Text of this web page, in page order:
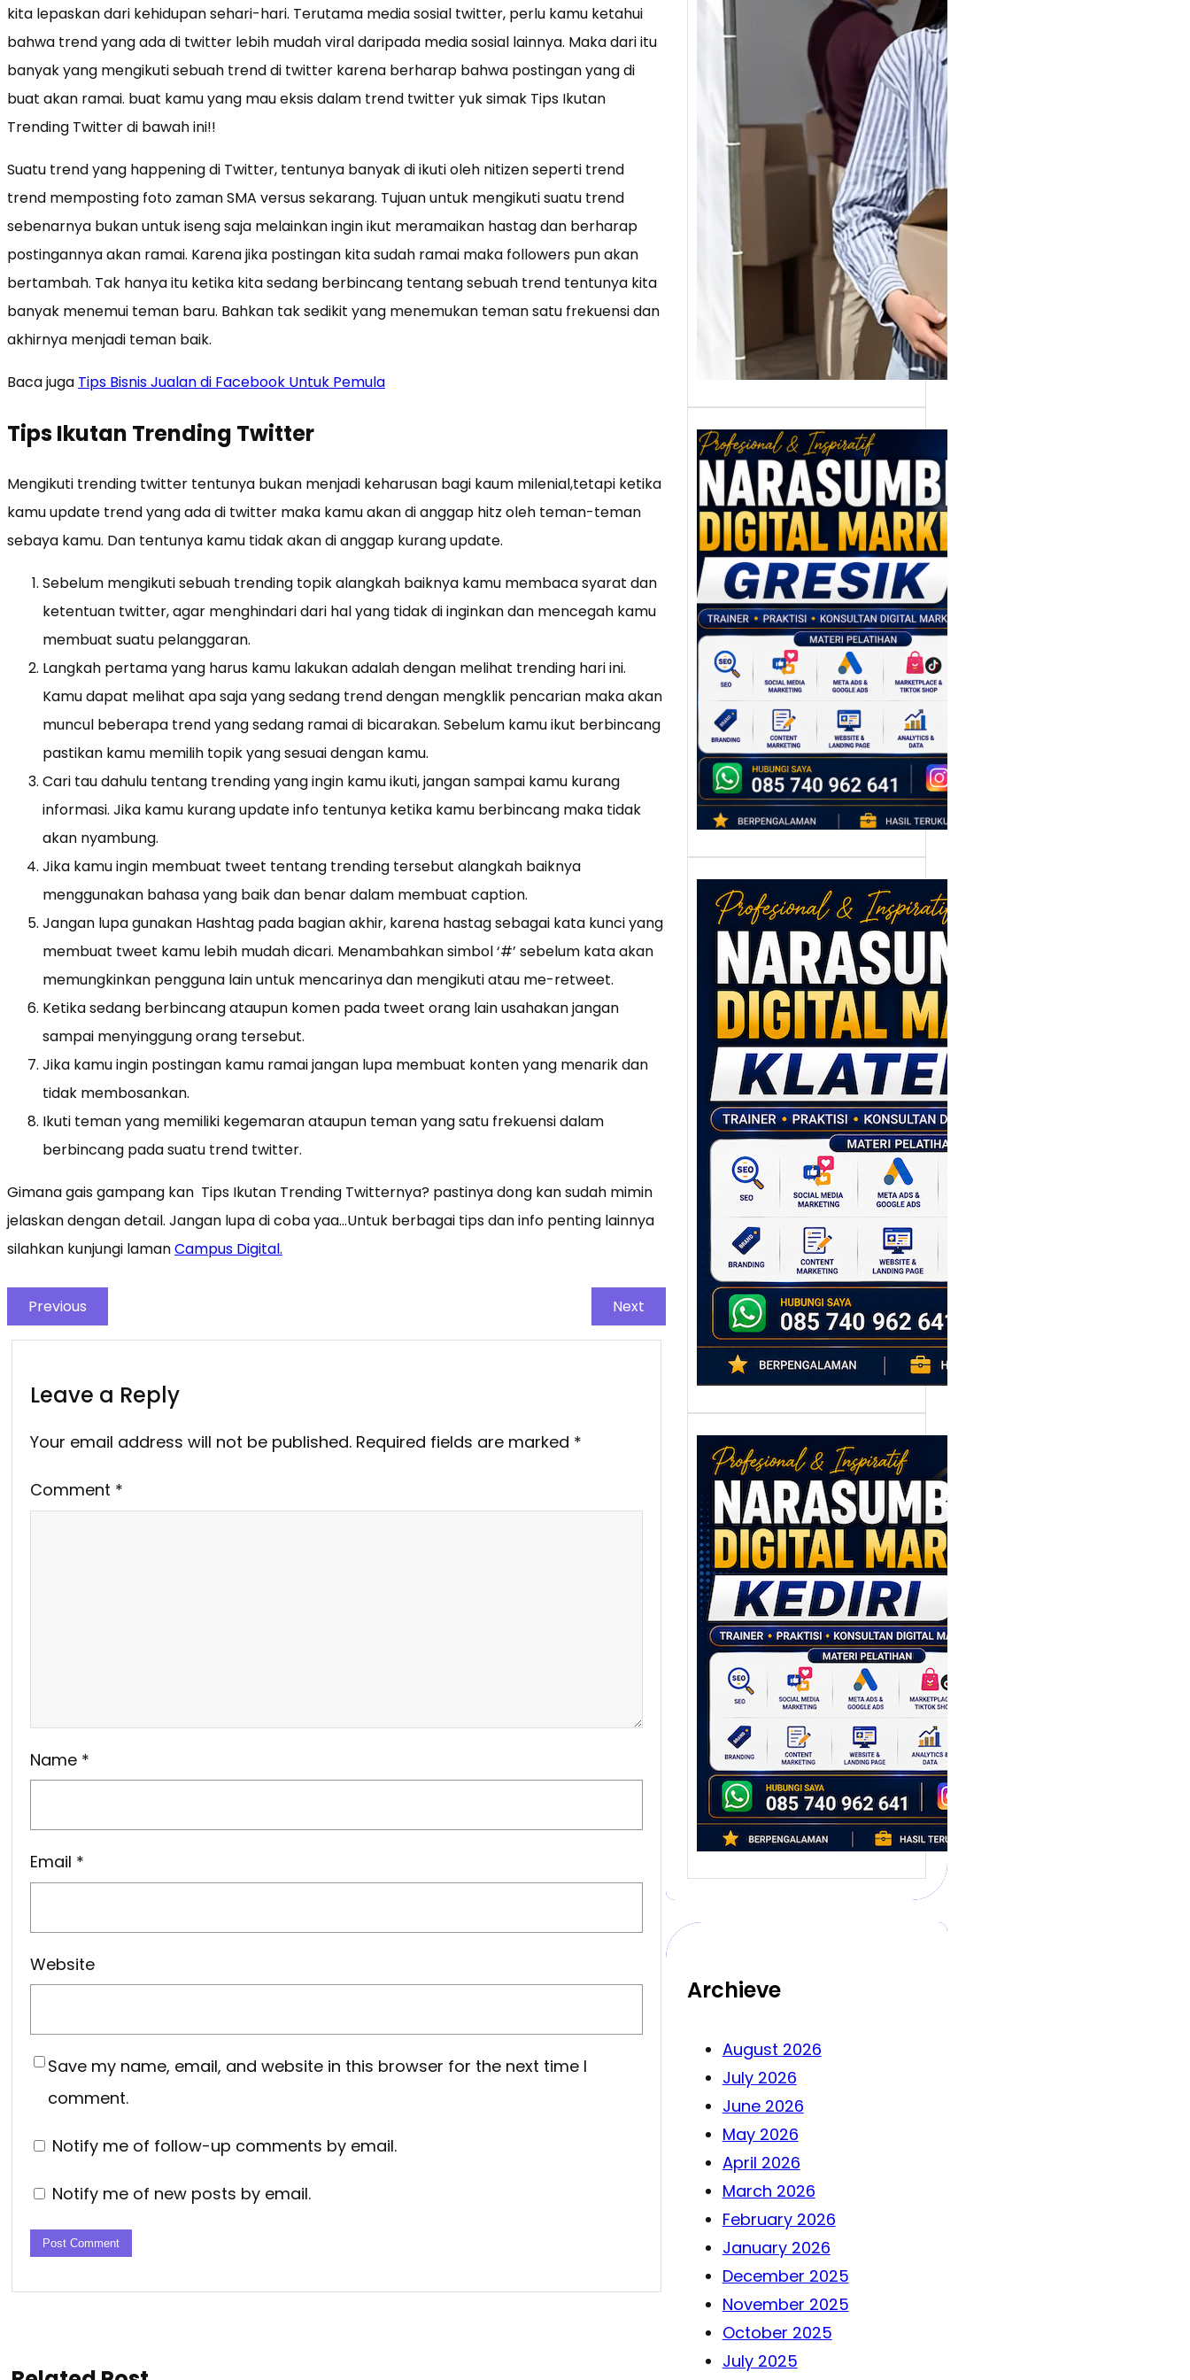
kita lepaskan dari kehidupan sehari-hari. Terutama media sosial twitter, perlu kamu ketahui
bahwa trend yang ada di twitter lebih mudah viral daripada media sosial lainnya. Maka dari itu
banyak yang mengikuti sebuah trend di twitter karena berharap bahwa postingan yang di
buat akan ramai. buat kamu yang mau eksis dalam trend twitter yuk simak Tips Ikutan
Trending Twitter di bawah ini!!
Suatu trend yang happening di Twitter, tentunya banyak di ikuti oleh nitizen seperti trend
trend memposting foto zaman SMA versus sekarang. Tujuan untuk mengikuti suatu trend
sebenarnya bukan untuk iseng saja melainkan ingin ikut meramaikan hastag dan berharap
postingannya akan ramai. Karena jika postingan kita sudah ramai maka followers pun akan
bertambah. Tak hanya itu ketika kita sedang berbincang tentang sebuah trend tentunya kita
banyak menemui teman baru. Bahkan tak sedikit yang menemukan teman satu frekuensi dan
akhirnya menjadi teman baik.
Baca juga Tips Bisnis Jualan di Facebook Untuk Pemula
Tips Ikutan Trending Twitter
Mengikuti trending twitter tentunya bukan menjadi keharusan bagi kaum milenial,tetapi ketika
kamu update trend yang ada di twitter maka kamu akan di anggap hitz oleh teman-teman
sebaya kamu. Dan tentunya kamu tidak akan di anggap kurang update.
Sebelum mengikuti sebuah trending topik alangkah baiknya kamu membaca syarat dan
ketentuan twitter, agar menghindari dari hal yang tidak di inginkan dan mencegah kamu
membuat suatu pelanggaran.
Langkah pertama yang harus kamu lakukan adalah dengan melihat trending hari ini.
Kamu dapat melihat apa saja yang sedang trend dengan mengklik pencarian maka akan
muncul beberapa trend yang sedang ramai di bicarakan. Sebelum kamu ikut berbincang
pastikan kamu memilih topik yang sesuai dengan kamu.
Cari tau dahulu tentang trending yang ingin kamu ikuti, jangan sampai kamu kurang
informasi. Jika kamu kurang update info tentunya ketika kamu berbincang maka tidak
akan nyambung.
Jika kamu ingin membuat tweet tentang trending tersebut alangkah baiknya
menggunakan bahasa yang baik dan benar dalam membuat caption.
Jangan lupa gunakan Hashtag pada bagian akhir, karena hastag sebagai kata kunci yang
membuat tweet kamu lebih mudah dicari. Menambahkan simbol ‘#’ sebelum kata akan
memungkinkan pengguna lain untuk mencarinya dan mengikuti atau me-retweet.
Ketika sedang berbincang ataupun komen pada tweet orang lain usahakan jangan
sampai menyinggung orang tersebut.
Jika kamu ingin postingan kamu ramai jangan lupa membuat konten yang menarik dan
tidak membosankan.
Ikuti teman yang memiliki kegemaran ataupun teman yang satu frekuensi dalam
berbincang pada suatu trend twitter.
Gimana gais gampang kan Tips Ikutan Trending Twitternya? pastinya dong kan sudah mimin
jelaskan dengan detail. Jangan lupa di coba yaa…Untuk berbagai tips dan info penting lainnya
silahkan kunjungi lamanCampus Digital.
Previous Next
Leave a Reply
Your email address will not be published. Required fields are marked *
Comment *
Name *
Email *
Website
Save my name, email, and website in this browser for the next time I
comment.
Notify me of follow-up comments by email.
Notify me of new posts by email.
Tik Tok Buat
Jualan, Gimana
Strateginya ?
Baca Juga Cara
Berjualan Di Tiktokshop
TikTok menjadi tempat
Narasumber
Digital Marketing
Gresik:
Meningkatkan
Daya Saing SDM
dan Bisnis di Era
Transformasi
Digital
Perkembangan dunia
industri tidak hanya
mengubah cara
perusahaan
memproduksi barang,…
Narasumber
Digital Marketing
Klaten: Membantu
UMKM dan SDM
Lokal Naik Kelas
Melalui Strategi
Digital
Setiap daerah memiliki
potensi ekonomi yang
berbeda, dan Klaten
adalah…
Narasumber
Digital Marketing
Kediri: Membangun
Strategi
Pemasaran
Berbasis Data
untuk Bisnis yang
Bertumbuh
Digital marketing telah
mengubah cara bisnis
berkembang. Dulu,
promosi banyak…
Archieve
August 2026
July 2026
June 2026
May 2026
April 2026
March 2026
February 2026
January 2026
December 2025
November 2025
October 2025
July 2025